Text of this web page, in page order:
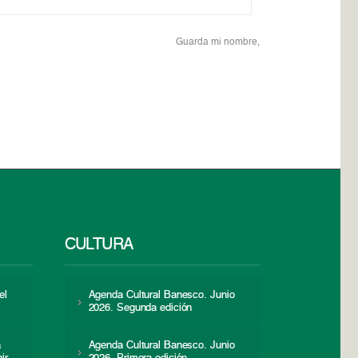
Guarda mi nombre,
CULTURA
Agenda Cultural Banesco. Junio
2026. Segunda edición
Agenda Cultural Banesco. Junio